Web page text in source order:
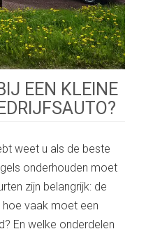
EEN KLEINE
weet u als de beste
onderhouden moet
zijn belangrijk: de
hoe vaak moet een
En welke onderdelen